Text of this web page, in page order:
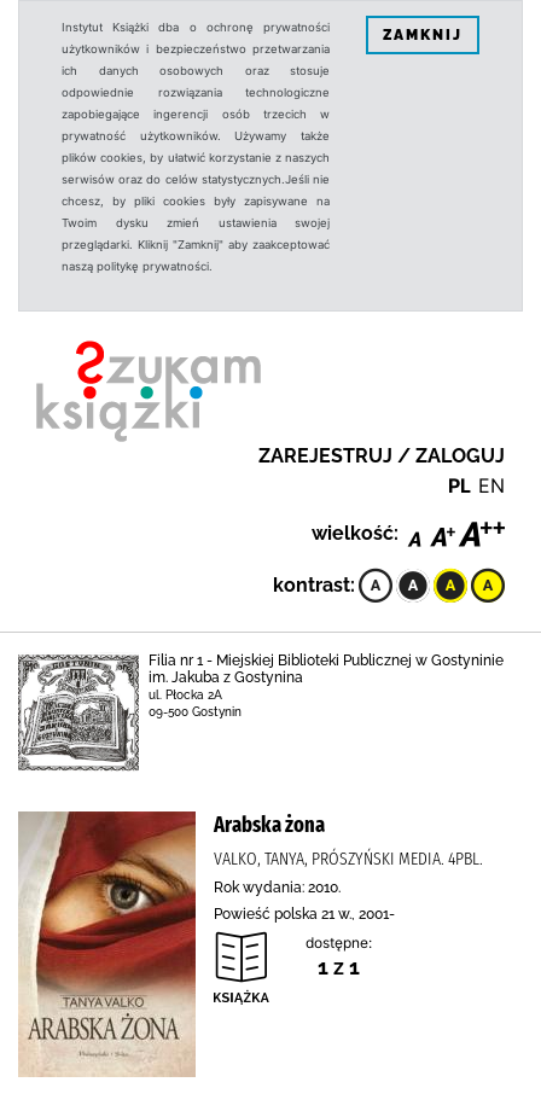
Instytut Książki dba o ochronę prywatności
użytkowników i bezpieczeństwo przetwarzania
ich danych osobowych oraz stosuje
odpowiednie rozwiązania technologiczne
zapobiegające ingerencji osób trzecich w
prywatność użytkowników. Używamy także
plików cookies, by ułatwić korzystanie z naszych
serwisów oraz do celów statystycznych.Jeśli nie
chcesz, by pliki cookies były zapisywane na
Twoim dysku zmień ustawienia swojej
przeglądarki. Kliknij "Zamknij" aby zaakceptować
naszą politykę prywatności.
ZAMKNIJ
ZAREJESTRUJ / ZALOGUJ
PL EN
wielkość:
kontrast:
Filia nr 1 - Miejskiej Biblioteki Publicznej w Gostyninie
im. Jakuba z Gostynina
ul. Płocka 2A
09-500 Gostynin
Arabska żona
VALKO, TANYA, PRÓSZYŃSKI MEDIA. 4PBL.
Rok wydania: 2010.
Powieść polska 21 w., 2001-
dostępne:
1 z 1